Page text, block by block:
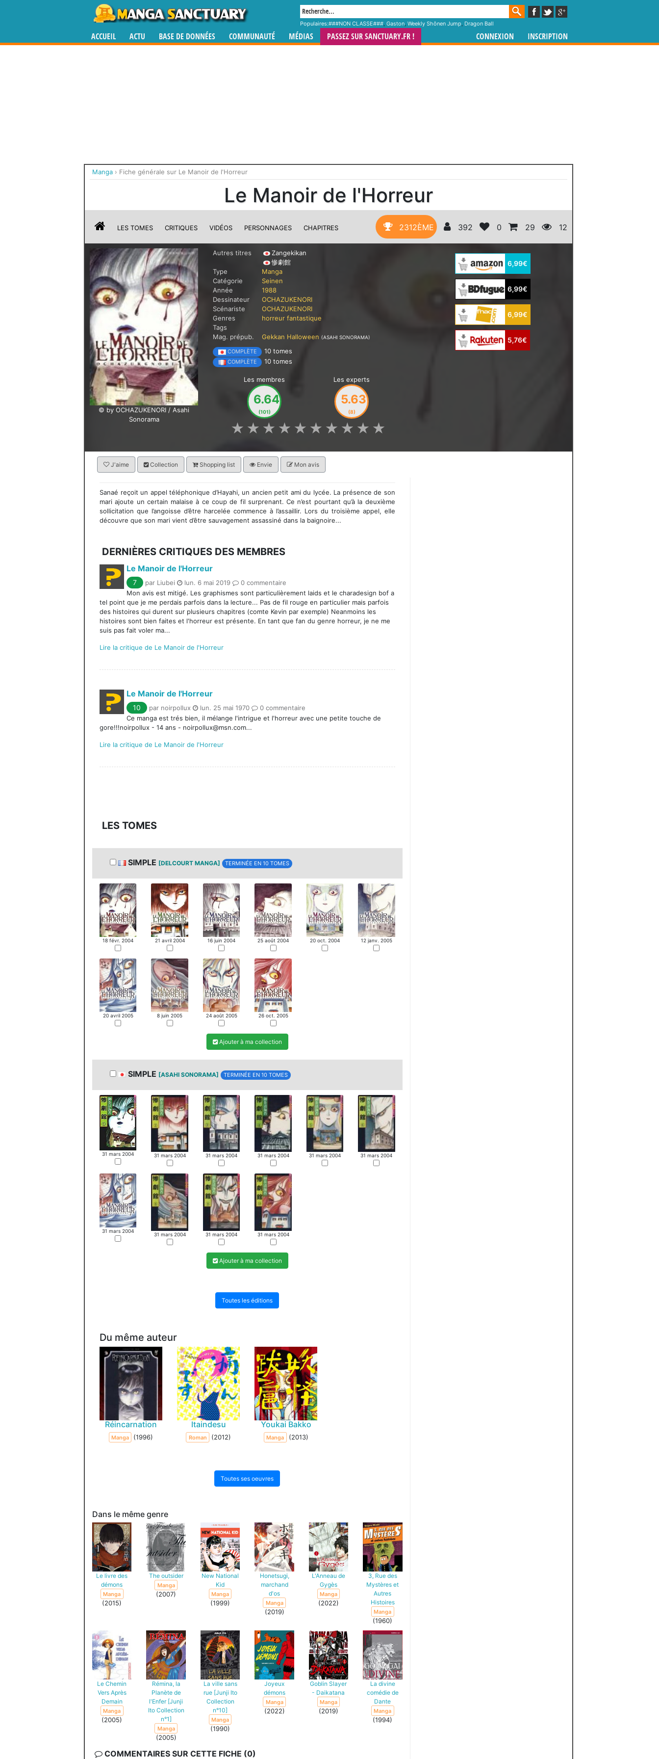
Populaires:###NON CLASSE###, Gaston, Weekly Shônen Jump, Dragon Ball
ACCUEIL ACTU BASE DE DONNÉES COMMUNAUTÉ MÉDIAS PASSEZ SUR SANCTUARY.FR ! CONNEXION INSCRIPTION
Manga › Fiche générale sur Le Manoir de l'Horreur
Le Manoir de l'Horreur
LES TOMES CRITIQUES VIDÉOS PERSONNAGES CHAPITRES 2312ÈME 392 0 29 12
© by OCHAZUKENORI / Asahi
Sonorama
Autres titres
Zangekikan
惨劇館
Type
Manga
Catégorie
Seinen
Année
1988
Dessinateur
OCHAZUKENORI
Scénariste
OCHAZUKENORI
Genres
horreur fantastique
Tags
Mag. prépub.
Gekkan Halloween (ASAHI SONORAMA)
COMPLÈTE 10 tomes
COMPLÈTE 10 tomes
Les membres
6.64
(101)
Les experts
5.63
(8)
★
★
★
★
★
★
★
★
★
★
6,99€
6,99€
6,99€
5,76€
J'aime Collection Shopping list Envie Mon avis
Sanaé reçoit un appel téléphonique d’Hayahi, un ancien petit ami du lycée. La présence de son
mari ajoute un certain malaise à ce coup de fil surprenant. Ce n’est pourtant qu’à la deuxième
sollicitation que l’angoisse d’être harcelée commence à l’assaillir. Lors du troisième appel, elle
découvre que son mari vient d’être sauvagement assassiné dans la baignoire...
DERNIÈRES CRITIQUES DES MEMBRES
Le Manoir de l'Horreur
7 par Liubei lun. 6 mai 2019
0 commentaire
Mon avis est mitigé. Les graphismes sont particulièrement laids et le charadesign bof a
tel point que je me perdais parfois dans la lecture... Pas de fil rouge en particulier mais parfois
des histoires qui durent sur plusieurs chapitres (comte Kevin par exemple) Neanmoins les
histoires sont bien faites et l'horreur est présente. En tant que fan du genre horreur, je ne me
suis pas fait voler ma...
Lire la critique de Le Manoir de l'Horreur
Le Manoir de l'Horreur
10 par noirpollux lun. 25 mai 1970
0 commentaire
Ce manga est trés bien, il mélange l'intrigue et l'horreur avec une petite touche de
gore!!!noirpollux - 14 ans - noirpollux@msn.com...
Lire la critique de Le Manoir de l'Horreur
LES TOMES
SIMPLE [DELCOURT MANGA] TERMINÉE EN 10 TOMES
18 févr. 2004 21 avril 2004 16 juin 2004 25 août 2004 20 oct. 2004 12 janv. 2005
20 avril 2005 8 juin 2005 24 août 2005 26 oct. 2005
Ajouter à ma collection
SIMPLE [ASAHI SONORAMA] TERMINÉE EN 10 TOMES
31 mars 2004 31 mars 2004 31 mars 2004 31 mars 2004 31 mars 2004 31 mars 2004
31 mars 2004
31 mars 2004 31 mars 2004 31 mars 2004
Ajouter à ma collection
Toutes les éditions
Du même auteur
Réincarnation
Manga (1996)
Itaindesu
Roman (2012)
Youkai Bakko
Manga (2013)
Toutes ses oeuvres
Dans le même genre
Le livre des
démons
Manga
(2015)
The outsider
Manga
(2007)
New National
Kid
Manga
(1999)
Honetsugi,
marchand
d'os
Manga
(2019)
L'Anneau de
Gygès
Manga
(2022)
3, Rue des
Mystères et
Autres
Histoires
Manga
(1960)
Le Chemin
Vers Après
Demain
Manga
(2005)
Rémina, la
Planète de
l'Enfer [Junji
Ito Collection
n°1]
Manga
(2005)
La ville sans
rue [Junji Ito
Collection
n°10]
Manga
(1990)
Joyeux
démons
Manga
(2022)
Goblin Slayer
- Daikatana
Manga
(2019)
La divine
comédie de
Dante
Manga
(1994)
COMMENTAIRES SUR CETTE FICHE (0)